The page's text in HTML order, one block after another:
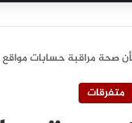
صحة مراقبة حسابات مواقع
متفرقات